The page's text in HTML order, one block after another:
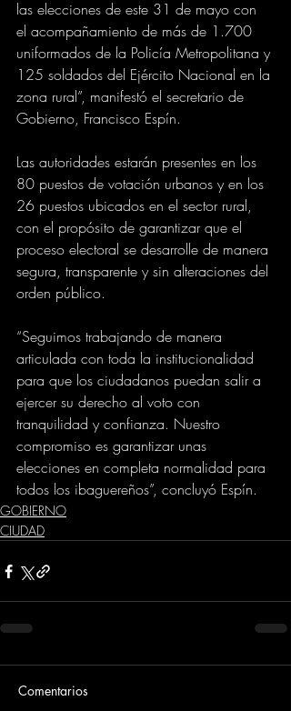
las elecciones de este 31 de mayo con
el acompañamiento de más de 1.700
uniformados de la Policía Metropolitana y
125 soldados del Ejército Nacional en la
zona rural”, manifestó el secretario de
Gobierno, Francisco Espín.
Las autoridades estarán presentes en los
80 puestos de votación urbanos y en los
26 puestos ubicados en el sector rural,
con el propósito de garantizar que el
proceso electoral se desarrolle de manera
segura, transparente y sin alteraciones del
orden público.
“Seguimos trabajando de manera
articulada con toda la institucionalidad
para que los ciudadanos puedan salir a
ejercer su derecho al voto con
tranquilidad y confianza. Nuestro
compromiso es garantizar unas
elecciones en completa normalidad para
todos los ibaguereños”, concluyó Espín.
GOBIERNO
CIUDAD
Comentarios